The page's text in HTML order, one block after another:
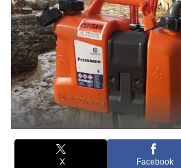
X Facebook